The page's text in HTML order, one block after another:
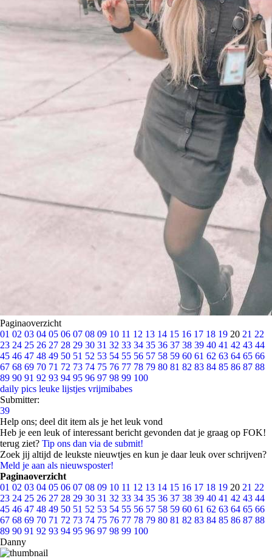
Paginaoverzicht
01 02 03 04 05 06 07 08 09 10 11 12 13 14 15 16 17 18 19 20 21 22
23 24 25 26 27 28 29 30 31 32 33 34 35 36 37 38 39 40 41 42 43 44
45 46 47 48 49 50 51 52 53 54 55 56 57 58 59 60 61 62 63 64 65 66
67 68 69 70 71 72 73 74 75 76 77 78 79 80 81 82 83 84 85 86 87 88
89 90 91 92 93 94 95 96 97 98 99 100
daily pics leuke lijstjes vrijmibabes
Submitter:
39
Help ons; deel dit item als je het leuk vond
Heb je een leuk of interessant bericht gevonden dat je graag op FOK!
terug ziet? Tip ons dan via de submit!
Zoek jij altijd de leukste nieuwtjes en kun je daar leuk over schrijven?
Meld je aan als nieuwsposter!
Paginaoverzicht
01 02 03 04 05 06 07 08 09 10 11 12 13 14 15 16 17 18 19 20 21 22
23 24 25 26 27 28 29 30 31 32 33 34 35 36 37 38 39 40 41 42 43 44
45 46 47 48 49 50 51 52 53 54 55 56 57 58 59 60 61 62 63 64 65 66
67 68 69 70 71 72 73 74 75 76 77 78 79 80 81 82 83 84 85 86 87 88
89 90 91 92 93 94 95 96 97 98 99 100
Danny